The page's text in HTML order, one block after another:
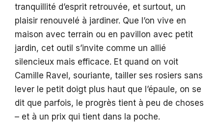
tranquillité d’esprit retrouvée, et surtout, un
plaisir renouvelé à jardiner. Que l’on vive en
maison avec terrain ou en pavillon avec petit
jardin, cet outil s’invite comme un allié
silencieux mais efficace. Et quand on voit
Camille Ravel, souriante, tailler ses rosiers sans
lever le petit doigt plus haut que l’épaule, on se
dit que parfois, le progrès tient à peu de choses
– et à un prix qui tient dans la poche.